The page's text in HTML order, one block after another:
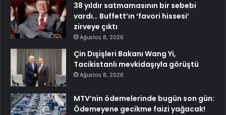
38 yıldır satmamasının bir sebebi
vardı… Buffett’ın ‘favori hissesi’
zirveye çıktı
Ağustos 8, 2026
Çin Dışişleri Bakanı Wang Yi,
Tacikistanlı mevkidaşıyla görüştü
Ağustos 8, 2026
MTV’nin ödemelerinde bugün son gün:
Ödemeyene gecikme faizi yağacak!